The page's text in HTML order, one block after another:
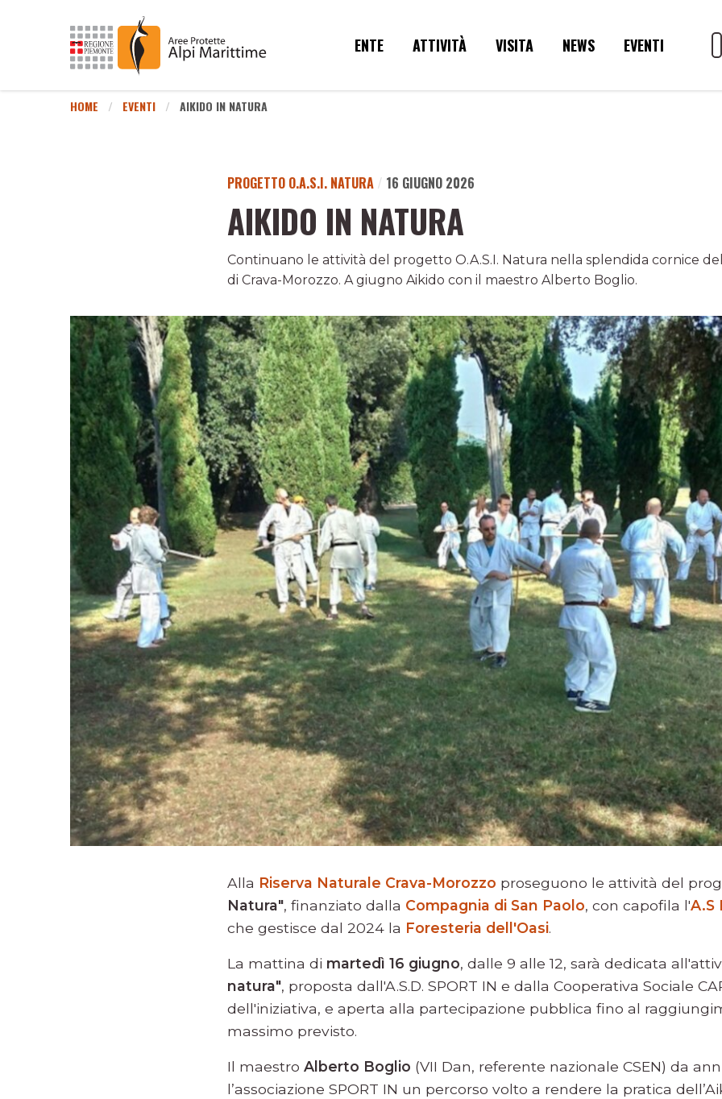
ENTE ATTIVITÀ VISITA NEWS EVENTI
HOME EVENTI AIKIDO IN NATURA
PROGETTO O.A.S.I. NATURA / 16 GIUGNO 2026
AIKIDO IN NATURA
Continuano le attività del progetto O.A.S.I. Natura nella splendida cornice
di Crava-Morozzo. A giugno Aikido con il maestro Alberto Boglio.
Alla Riserva Naturale Crava-Morozzo proseguono le attività del
Natura", finanziato dalla Compagnia di San Paolo, con capofila l'A.S
che gestisce dal 2024 la Foresteria dell'Oasi.
La mattina di martedì 16 giugno, dalle 9 alle 12, sarà dedicata
natura", proposta dall'A.S.D. SPORT IN e dalla Cooperativa Sociale
dell'iniziativa, e aperta alla partecipazione pubblica fino al
massimo previsto.
Il maestro Alberto Boglio (VII Dan, referente nazionale CSEN) da
l’associazione SPORT IN un percorso volto a rendere la pratica